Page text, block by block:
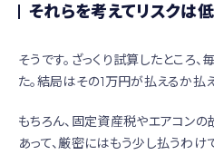
それらを考えてリスクは
そうです。ざっくり試算したところ
た。結局はその1万円が払えるか払
もちろん、固定資産税やエアコン
あって、厳密にはもう少し払うわ